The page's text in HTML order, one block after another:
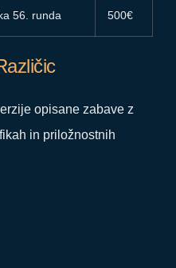
56. runda 500€
opisane zabave z
in priložnostnih